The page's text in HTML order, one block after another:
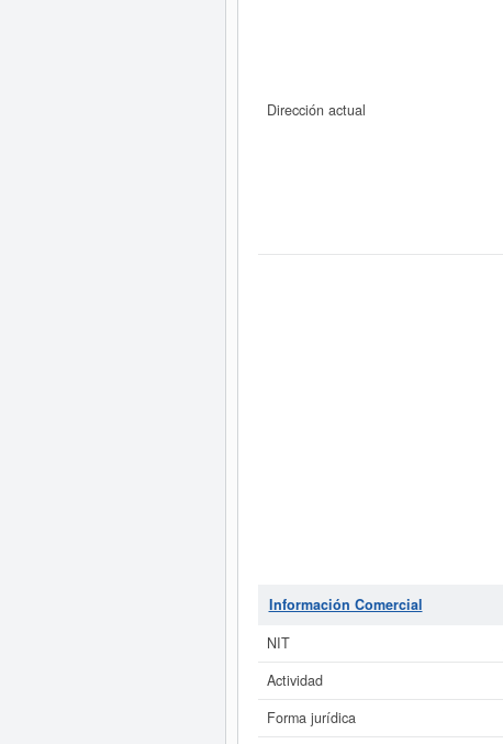
Dirección actual
Información Comercial
NIT
Actividad
Forma jurídica